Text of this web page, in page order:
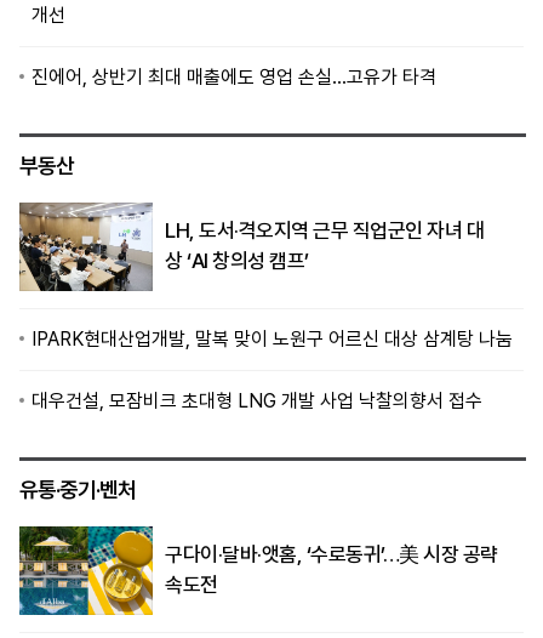
개선
진에어, 상반기 최대 매출에도 영업 손실…고유가 타격
부동산
LH, 도서·격오지역 근무 직업군인 자녀 대
상 ‘AI 창의성 캠프’
IPARK현대산업개발, 말복 맞이 노원구 어르신 대상 삼계탕 나눔
대우건설, 모잠비크 초대형 LNG 개발 사업 낙찰의향서 접수
유통·중기·벤처
구다이·달바·앳홈, ‘수로동귀’…美 시장 공략
속도전